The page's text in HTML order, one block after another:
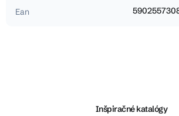
Ean
Inšpiračné katalógy